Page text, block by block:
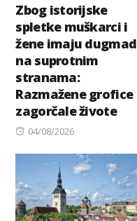
Zbog istorijske
spletke muškarci i
žene imaju dugmad
na suprotnim
stranama:
Razmažene grofice
zagorčale živote
Posted
04/08/2026